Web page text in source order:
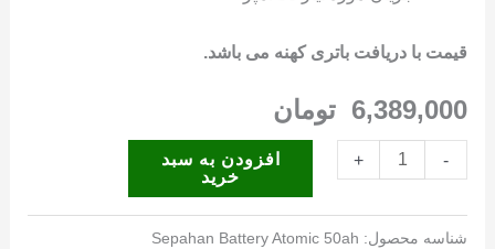
قیمت با دریافت باتری کهنه می باشد.
6,389,000 تومان
-
آمپر
+
افزودن به سبد
خرید
شناسه محصول: Sepahan Battery Atomic 50ah